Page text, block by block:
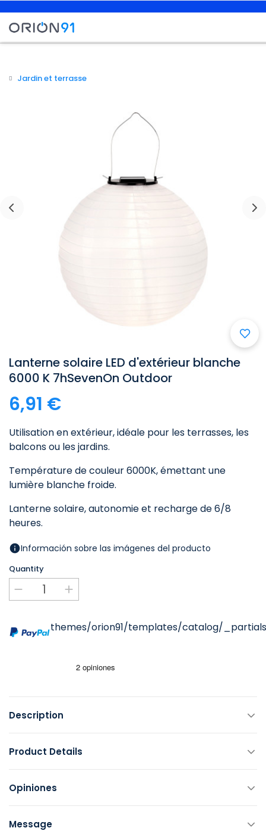
Jardin et terrasse
Lanterne solaire LED d'extérieur blanche
6000 K 7hSevenOn Outdoor
6,91 €
Utilisation en extérieur, idéale pour les terrasses, les
balcons ou les jardins.
Température de couleur 6000K, émettant une
lumière blanche froide.
Lanterne solaire, autonomie et recharge de 6/8
heures.
Información sobre las imágenes del producto
Quantity
themes/orion91/templates/catalog/
Description
Product Details
Opiniones
Message